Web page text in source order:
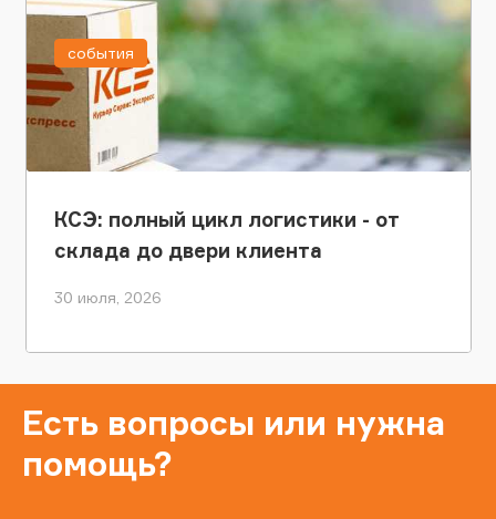
КСЭ: полный цикл логистики - от
склада до двери клиента
30 июля, 2026
события
Есть вопросы или нужна
помощь?